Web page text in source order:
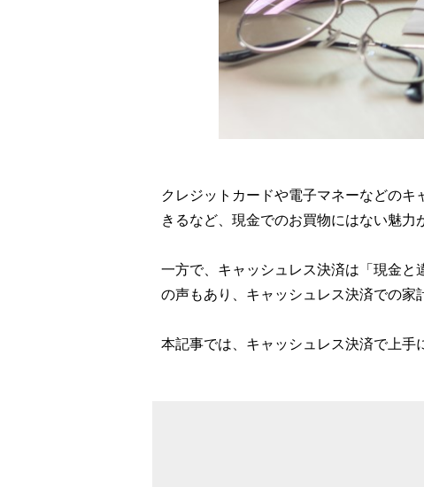
クレジットカードや電子マネーなどの
きるなど、現金でのお買物にはない魅力
一方で、キャッシュレス決済は「現金
の声もあり、キャッシュレス決済での家
本記事では、キャッシュレス決済で上手